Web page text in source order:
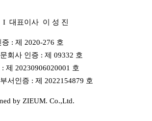
대표이사 이 성 진
: 제 2020-276 호
회사 인증 : 제 09332 호
제 20230906020001 호
서인증 : 제 2022154879 호
by ZIEUM. Co.,Ltd.